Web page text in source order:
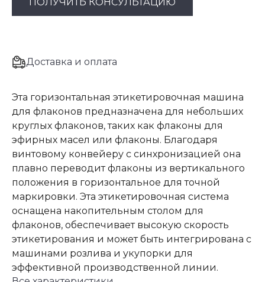
Доставка и оплата
Эта горизонтальная этикетировочная машина
для флаконов предназначена для небольших
круглых флаконов, таких как флаконы для
эфирных масел или флаконы. Благодаря
винтовому конвейеру с синхронизацией она
плавно переводит флаконы из вертикального
положения в горизонтальное для точной
маркировки. Эта этикетировочная система
оснащена накопительным столом для
флаконов, обеспечивает высокую скорость
этикетирования и может быть интегрирована с
машинами розлива и укупорки для
эффективной производственной линии.